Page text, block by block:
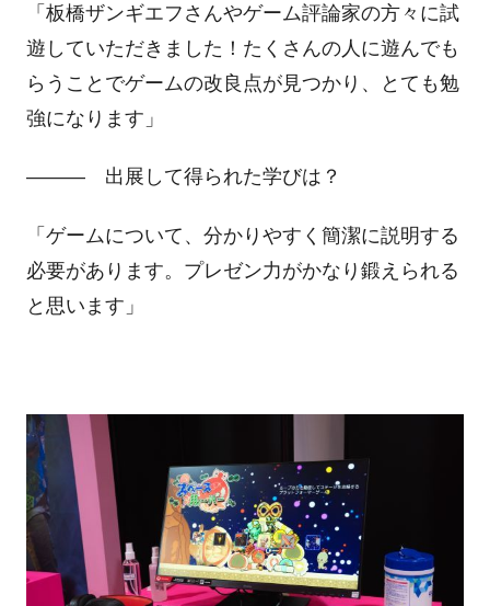
「板橋ザンギエフさんやゲーム評論家の方々に試
遊していただきました！たくさんの人に遊んでも
らうことでゲームの改良点が見つかり、とても勉
強になります」
――― 出展して得られた学びは？
「ゲームについて、分かりやすく簡潔に説明する
必要があります。プレゼン力がかなり鍛えられる
と思います」